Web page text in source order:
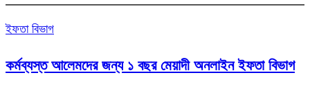
ইফতা বিভাগ
কর্মব্যস্ত আলেমদের জন্য ১ বছর মেয়াদী অনলাইন ইফতা বিভাগ